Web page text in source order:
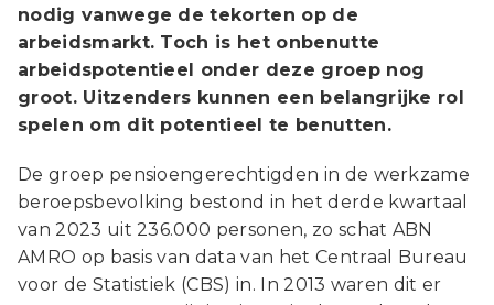
nodig vanwege de tekorten op de
arbeidsmarkt. Toch is het onbenutte
arbeidspotentieel onder deze groep nog
groot. Uitzenders kunnen een belangrijke rol
spelen om dit potentieel te benutten.
De groep pensioengerechtigden in de werkzame
beroepsbevolking bestond in het derde kwartaal
van 2023 uit 236.000 personen, zo schat ABN
AMRO op basis van data van het Centraal Bureau
voor de Statistiek (CBS) in. In 2013 waren dit er